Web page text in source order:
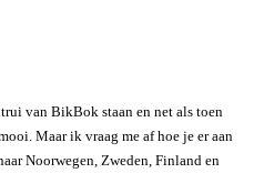
van BikBok staan en net als toen
Maar ik vraag me af hoe je er aan
Noorwegen, Zweden, Finland en